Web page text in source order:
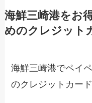
海鮮三崎港をお
めのクレジット
海鮮三崎港でペイ
のクレジットカー